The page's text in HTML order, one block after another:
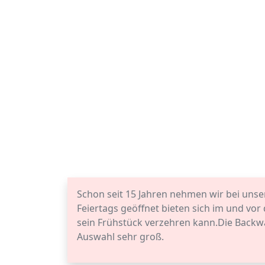
Schon seit 15 Jahren nehmen wir bei
Feiertags geöffnet bieten sich im und
sein Frühstück verzehren kann.Die
Auswahl sehr groß.